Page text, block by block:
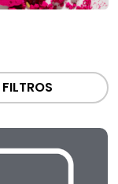
FILTROS